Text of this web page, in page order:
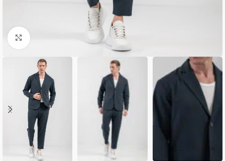
Κλικ για μεγέθυνση